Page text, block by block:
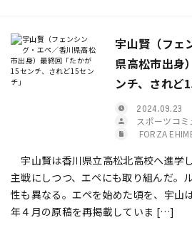
宇山賢（フェ
県高松市出身
ンチ、されど
2024.09.23
スポーツコ
FORZA
宇山賢は香川県立高松北高校へ進学
主戦にしつつ、エペにも取り組んだ。
性も異なる。エペを始めた頃を、宇
年４月の原稿を再掲載していま […]